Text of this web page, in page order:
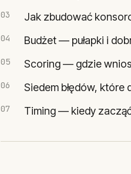
Jak zbudować
Budżet — pułapki i
Scoring — gdzie
Siedem błędów, które
Timing — kiedy